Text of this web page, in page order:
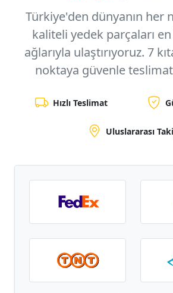
Türkiye'den dünyanın her
kaliteli yedek parçaları en
ağlarıyla ulaştırıyoruz. 7
noktaya güvenle
Hızlı Teslimat
Uluslararası